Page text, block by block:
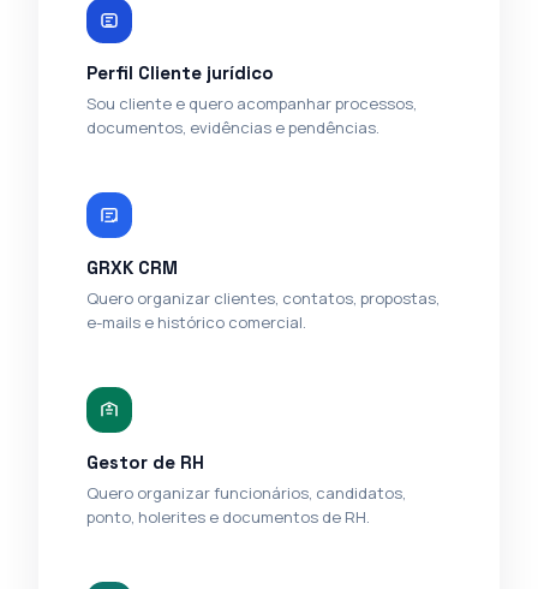
Perfil Cliente jurídico
Sou cliente e quero acompanhar processos,
documentos, evidências e pendências.
GRXK CRM
Quero organizar clientes, contatos, propostas,
e-mails e histórico comercial.
Gestor de RH
Quero organizar funcionários, candidatos,
ponto, holerites e documentos de RH.